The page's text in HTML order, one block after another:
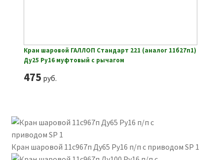
Кран шаровой ГАЛЛОП Стандарт 221 (аналог 11б27п1)
Ду25 Ру16 муфтовый с рычагом
475 руб.
Кран шаровой 11с967п Ду65 Ру16 п/п с приводом SP 1